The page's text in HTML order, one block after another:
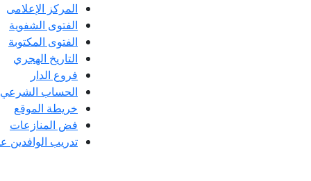
المركز الإعلامى
الفتوى الشفوية
الفتوى المكتوبة
التاريخ الهجري
فروع الدار
الحساب الشرعي
خريطة الموقع
فض المنازعات
تدريب الوافدين